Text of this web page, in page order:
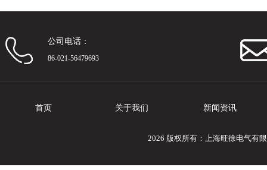
公司电话：
86-021-56479693
首页 关于我们 新闻资讯
2026 版权所有：上海旺徐电气有